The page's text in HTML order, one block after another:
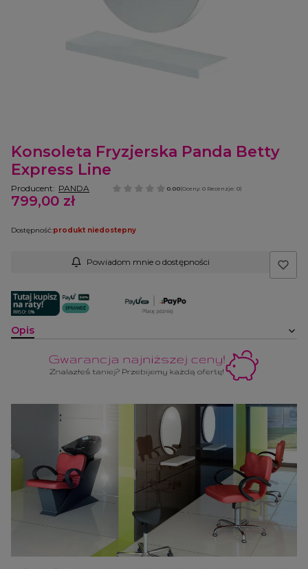
Konsoleta Fryzjerska Panda Betty
Express Line
Producent: PANDA 0.00(Oceny: 0 Recenzje: 0)
Cena
799,00 zł
Dostępność:produkt niedostepny
Powiadom mnie o dostępności
Opis